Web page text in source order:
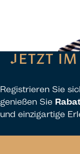
JETZT
Registrieren Sie
genießen Sie
und einzigartige